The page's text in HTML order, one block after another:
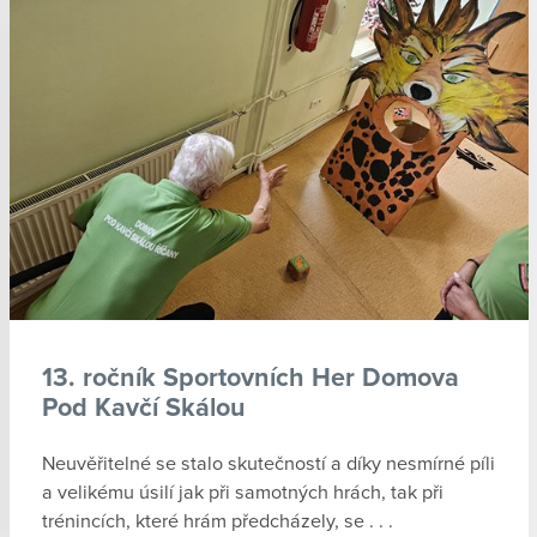
13. ročník Sportovních Her Domova
Pod Kavčí Skálou
Neuvěřitelné se stalo skutečností a díky nesmírné píli
a velikému úsilí jak při samotných hrách, tak při
trénincích, které hrám předcházely, se . . .